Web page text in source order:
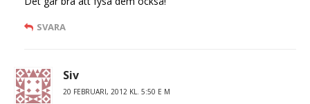
SVARA
Siv
20 FEBRUARI, 2012 KL. 5:50 E M